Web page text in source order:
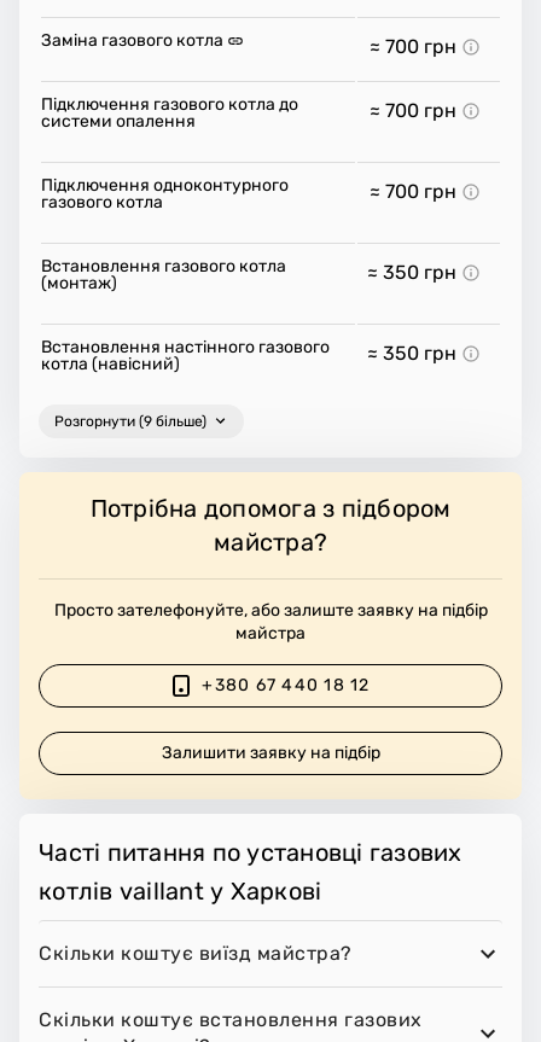
Заміна газового котла ≈ 700 грн
Підключення газового котла до
системи опалення
≈ 700 грн
Підключення одноконтурного
газового котла
≈ 700 грн
Встановлення газового котла
(монтаж)
≈ 350 грн
Встановлення настінного газового
котла (навісний)
≈ 350 грн
Розгорнути (9 більше)
Потрібна допомога з підбором
майстра?
Просто зателефонуйте, або залиште заявку на підбір
майстра
+380 67 440 18 12
Залишити заявку на підбір
Часті питання по установці газових
котлів vaillant у Харкові
Скільки коштує виїзд майстра?
Скільки коштує встановлення газових